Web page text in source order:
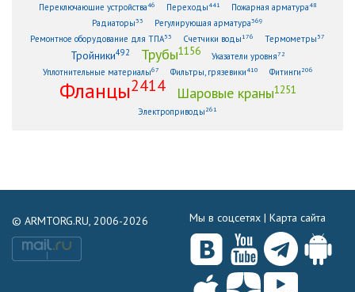
Переключающие устройства46 Переходы441 Пожарная арматура48
Радиаторы33 Регулирующая арматура369
Ремонтное оборудование для ТПА53 Счетчики воды176 Термометры 57
Тройники492 Трубы1156 Указатели уровня72
Уплотнительные материалы67 Фильтры, грязевики410 Фитинги206
Фланцы2414 Шаровые краны1251
Электроприводы261
© ARMTORG.RU, 2006-2026 Мы в соцсетях | Карта сайта